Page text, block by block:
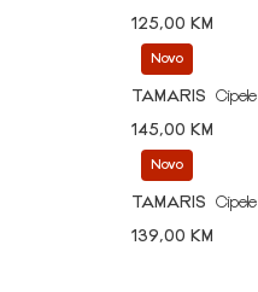
125,00 KM
Novo
TAMARIS
Cipele
145,00 KM
Novo
TAMARIS
Cipele
139,00 KM